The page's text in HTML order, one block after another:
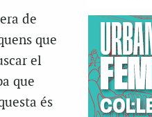
de
que
el
que
és